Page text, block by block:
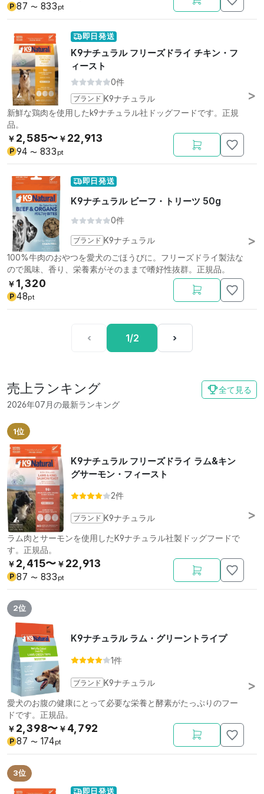
P 87 〜 833 pt
即日発送
K9ナチュラル フリーズドライ チキン・フ
ィースト
0件
ブランド K9ナチュラル
新鮮な鶏肉を使用したk9ナチュラル社ドッグフードです。正規
品。
￥ 2,585〜 ￥ 22,913
P 94 〜 833 pt
即日発送
K9ナチュラル ビーフ・トリーツ 50g
0件
ブランド K9ナチュラル
100%牛肉のおやつを愛犬のごほうびに。フリーズドライ製法な
ので風味、香り、栄養素がそのままで嗜好性抜群。正規品。
￥ 1,320
P 48pt
‹ 1/2 ›
売上ランキング
2026年07月の最新ランキング
全て見る
1位
K9ナチュラル フリーズドライ ラム&キン
グサーモン・フィースト
2件
ブランド K9ナチュラル
ラム肉とサーモンを使用したK9ナチュラル社製ドッグフードで
す。正規品。
￥ 2,415〜 ￥ 22,913
P 87 〜 833 pt
2位
K9ナチュラル ラム・グリーントライプ
1件
ブランド K9ナチュラル
愛犬のお腹の健康にとって必要な栄養と酵素がたっぷりのフー
ドです。正規品。
￥ 2,398〜 ￥ 4,792
P 87 〜 174pt
3位
即日発送